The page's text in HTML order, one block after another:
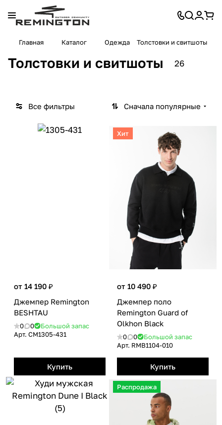
Главная Каталог Одежда Толстовки и свитшоты
Толстовки и свитшоты 26
Флис
товаров
перы
товаров
шоты
товара
Худи
товаров
Все фильтры Сначала популярные
от 14 190 ₽
Джемпер Remington
BESHTAU
0 0
Большой запас
Арт. CM1305-431
Купить
Хит
от 10 490 ₽
Джемпер поло
Remington Guard of
Olkhon Black
0 0
Большой запас
Арт. RMB1104-010
Купить
Распродажа